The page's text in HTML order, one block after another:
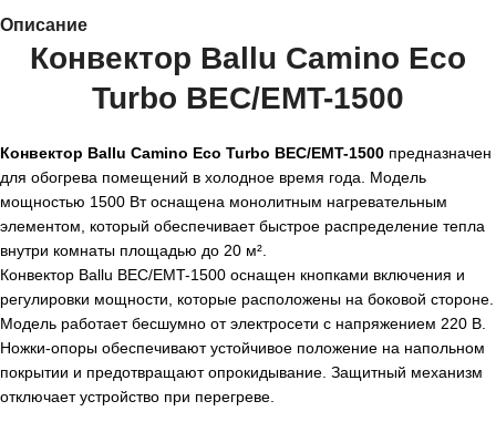
Описание
Конвектор Ballu Camino Eco
Turbo BEC/EMT-1500
Конвектор Ballu Camino Eco Turbo BEC/EMT-1500 предназначен
для обогрева помещений в холодное время года. Модель
мощностью 1500 Вт оснащена монолитным нагревательным
элементом, который обеспечивает быстрое распределение тепла
внутри комнаты площадью до 20 м².
Конвектор Ballu BEC/EMT-1500 оснащен кнопками включения и
регулировки мощности, которые расположены на боковой стороне.
Модель работает бесшумно от электросети с напряжением 220 В.
Ножки-опоры обеспечивают устойчивое положение на напольном
покрытии и предотвращают опрокидывание. Защитный механизм
отключает устройство при перегреве.